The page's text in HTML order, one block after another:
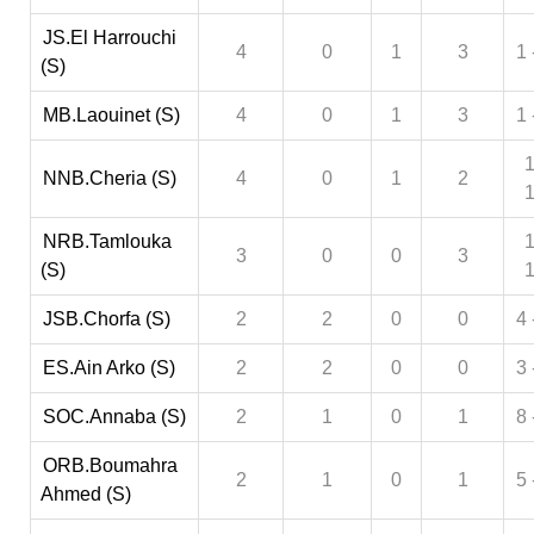
JS.El Harrouchi
(S)
4 0 1 3 1
MB.Laouinet (S) 4 0 1 3 1
NNB.Cheria (S) 4 0 1 2
NRB.Tamlouka
(S)
3 0 0 3
JSB.Chorfa (S) 2 2 0 0 4
ES.Ain Arko (S) 2 2 0 0 3
SOC.Annaba (S) 2 1 0 1 8
ORB.Boumahra
Ahmed (S)
2 1 0 1 5